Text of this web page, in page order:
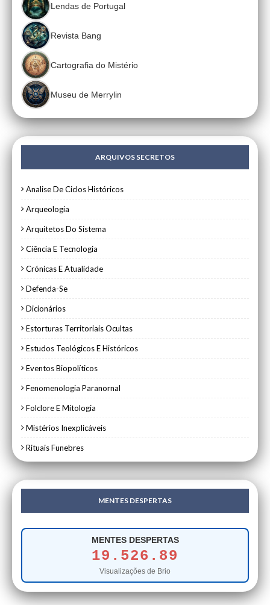
Lendas de Portugal
Revista Bang
Cartografia do Mistério
Museu de Merrylin
ARQUIVOS SECRETOS
Analise De Ciclos Históricos
Arqueologia
Arquitetos Do Sistema
Ciência E Tecnologia
Crónicas E Atualidade
Defenda-Se
Dicionários
Estorturas Territoriais Ocultas
Estudos Teológicos E Históricos
Eventos Biopolíticos
Fenomenologia Paranornal
Folclore E Mitologia
Mistérios Inexplicáveis
Rituais Funebres
MENTES DESPERTAS
MENTES DESPERTAS
19.526.89
Visualizações de Brio